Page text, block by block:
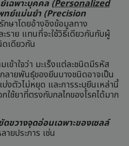
เฉพาะบุคคล (Personalized
ทย์แม่นยำ (Precision
กษาโดยอ้างอิงข้อมูลทาง
าย แทนที่จะใช้วิธีเดียวกันกับผู้
เดียวกัน
ข้าใจว่า มะเร็งแต่ละชนิดมีรหัส
ลายพันธุ์ของยีนบางชนิดอาจเป็น
บ่งตัวไม่หยุด และการระบุยีนเหล่านี้
ใช้ยาที่ตรงกับกลไกของโรคได้มาก
ดขวางจุดอ่อนเฉพาะของเซลล์
ยประการ เช่น